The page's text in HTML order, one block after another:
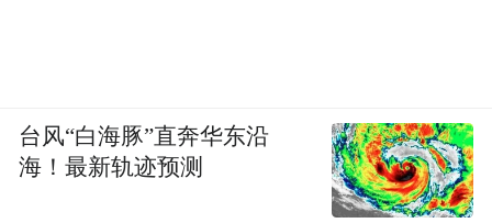
台风“白海豚”直奔华东沿
海！最新轨迹预测